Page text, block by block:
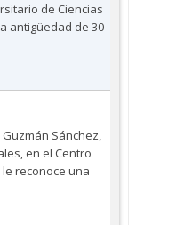
de Ciencias
antigüedad de 30
Sánchez,
en el Centro
reconoce una